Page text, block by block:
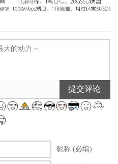
提交评论
昵称 (必填)